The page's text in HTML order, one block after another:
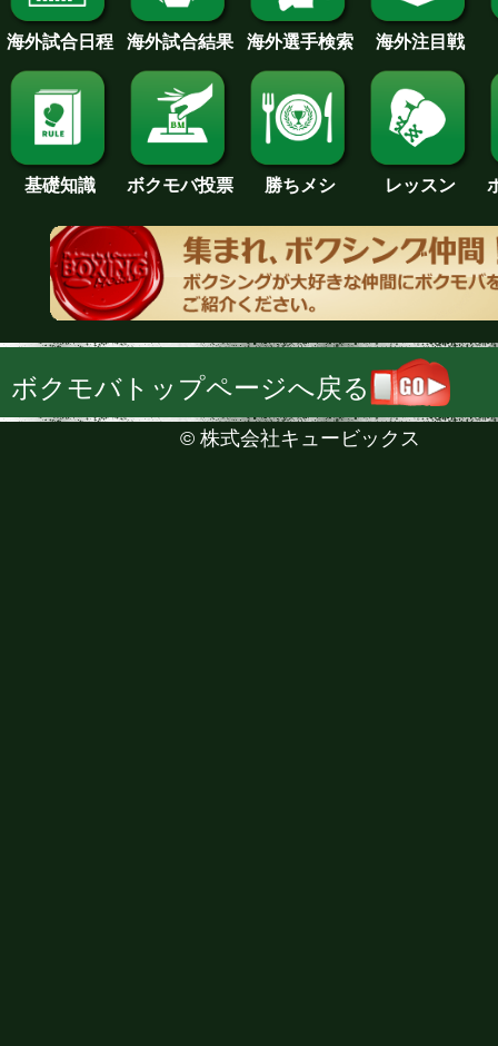
海外試合日程 海外試合結果 海外選手検索 海外注目戦
基礎知識 ボクモバ投票 勝ちメシ レッスン
ボクモバトップページへ戻る
© 株式会社キュービックス